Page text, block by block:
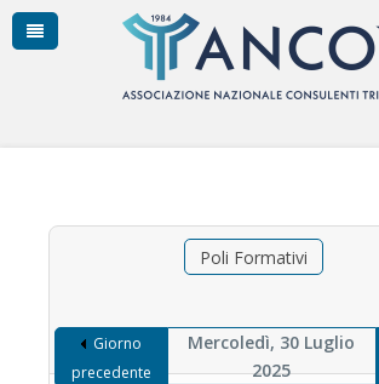
Poli Formativi
Giorno
precedente
Mercoledì, 30 Luglio
2025